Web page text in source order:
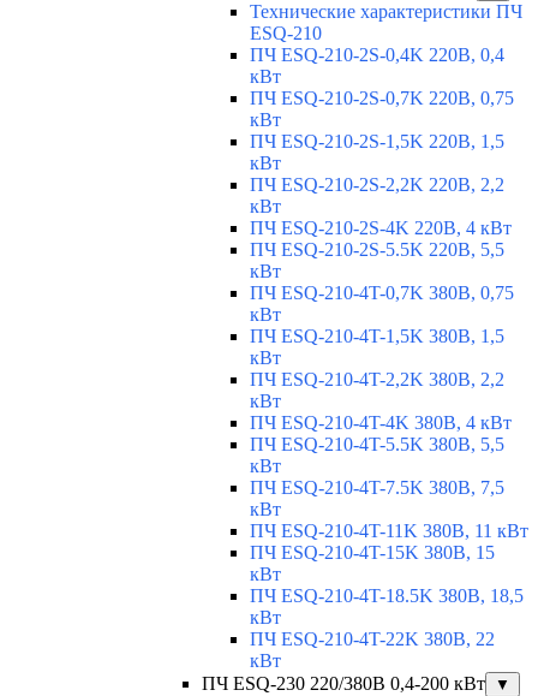
Технические характеристики ПЧ
ESQ-210
ПЧ ESQ-210-2S-0,4K 220В, 0,4
кВт
ПЧ ESQ-210-2S-0,7K 220В, 0,75
кВт
ПЧ ESQ-210-2S-1,5K 220В, 1,5
кВт
ПЧ ESQ-210-2S-2,2K 220В, 2,2
кВт
ПЧ ESQ-210-2S-4K 220В, 4 кВт
ПЧ ESQ-210-2S-5.5K 220В, 5,5
кВт
ПЧ ESQ-210-4T-0,7K 380В, 0,75
кВт
ПЧ ESQ-210-4T-1,5K 380В, 1,5
кВт
ПЧ ESQ-210-4T-2,2K 380В, 2,2
кВт
ПЧ ESQ-210-4T-4K 380В, 4 кВт
ПЧ ESQ-210-4T-5.5K 380В, 5,5
кВт
ПЧ ESQ-210-4T-7.5K 380В, 7,5
кВт
ПЧ ESQ-210-4T-11K 380В, 11 кВт
ПЧ ESQ-210-4T-15K 380В, 15
кВт
ПЧ ESQ-210-4T-18.5K 380В, 18,5
кВт
ПЧ ESQ-210-4T-22K 380В, 22
кВт
ПЧ ESQ-230 220/380В 0,4-200 кВт
▼